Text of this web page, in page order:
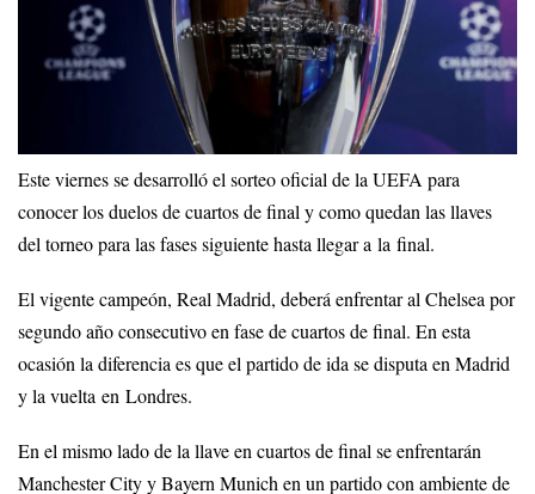
Este viernes se desarrolló el sorteo oficial de la UEFA para
conocer los duelos de cuartos de final y como quedan las llaves
del torneo para las fases siguiente hasta llegar a la final.
El vigente campeón, Real Madrid, deberá enfrentar al Chelsea por
segundo año consecutivo en fase de cuartos de final. En esta
ocasión la diferencia es que el partido de ida se disputa en Madrid
y la vuelta en Londres.
En el mismo lado de la llave en cuartos de final se enfrentarán
Manchester City y Bayern Munich en un partido con ambiente de